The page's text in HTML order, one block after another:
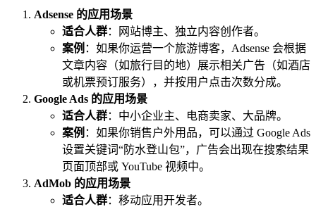
Adsense 的应用场景
适合人群：网站博主、独立内容创作者。
案例 ：如果你运营一个旅游博客，Adsense 会根据
文章内容（如旅行目的地）展示相关广告（如酒店
或机票预订服务），并按用户点击次数分成。
Google Ads 的应用场景
适合人群：中小企业主、电商卖家、大品牌。
案例 ：如果你销售户外用品，可以通过 Google Ads
设置关键词“防水登山包”，广告会出现在搜索结果
页面顶部或 YouTube 视频中。
AdMob 的应用场景
适合人群：移动应用开发者。